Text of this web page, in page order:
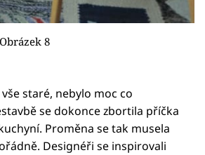
8
staré, nebylo moc co
se dokonce zbortila příčka
Proměna se tak musela
Designéři se inspirovali